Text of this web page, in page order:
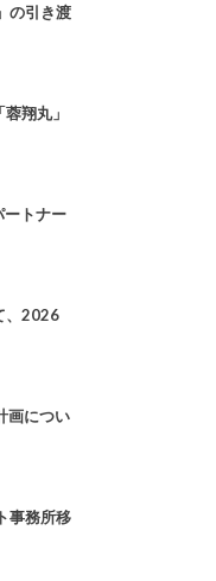
の引き渡
翔丸」
ートナー
、2026
画につい
事務所移